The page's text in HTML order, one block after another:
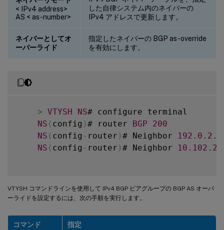
< IPv4 address>
AS < as-number>
した自律システム内のネイバーの
IPv4 アドレスで更新します。
ネイバーとしてオ
ーバーライド
指定したネイバーの BGP as-override
を有効にします。
> VTYSH NS# configure terminal
NS ( config ) # router BGP
200
NS ( config - router ) # Neighbor 192.0 .2
NS ( config - router ) # Neighbor 10.102 .29
VTYSH コマンドラインを使用して IPv4 BGP ピアグループの BGP AS オーバ
ーライドを設定するには、次の手順を実行します。
コマンド 指定